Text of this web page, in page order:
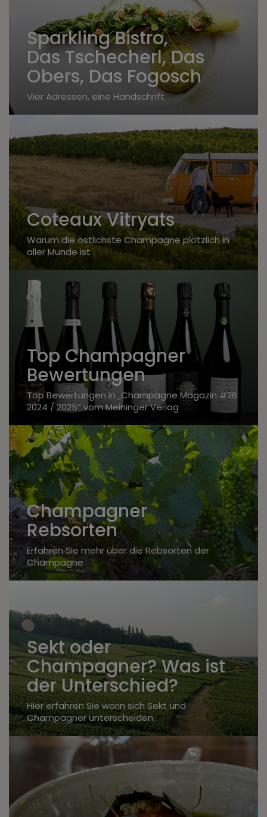
Sparkling Bistro,
Das Tschecherl, Das
Obers, Das Fogosch
Vier Adressen, eine Handschrift
Coteaux Vitryats
Warum die östlichste Champagne plötzlich in
aller Munde ist
Top Champagner
Bewertungen
Top Bewertungen in „Champagne Magazin #26
2024 / 2025“ vom Meininger Verlag
Champagner
Rebsorten
Erfahren Sie mehr über die Rebsorten der
Champagne
Sekt oder
Champagner? Was ist
der Unterschied?
Hier erfahren Sie worin sich Sekt und
Champagner unterscheiden.